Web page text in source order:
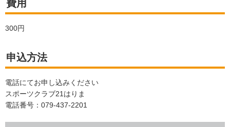
費用
300円
申込方法
電話にてお申し込みください
スポーツクラブ21はりま
電話番号：079-437-2201